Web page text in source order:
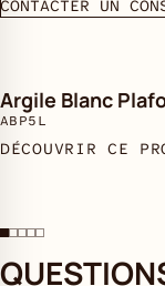
CONTACTER UN
Argile Blanc
ABP5L
DÉCOUVRIR CE